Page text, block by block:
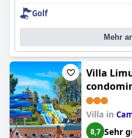
erstklassigen Aufenthalt mit
Erwachsene suchen.
Golf
Mehr
Villa
Villa in
8,7 Sehr